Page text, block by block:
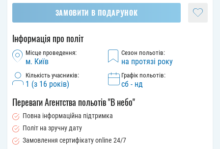
ЗАМОВИТИ В ПОДАРУНОК
Інформація про політ
Місце проведення:
м. Київ
Сезон польотів:
на протязі року
Кількість учасників:
1 (з 16 рокiв)
Графік польотів:
сб - нд
Переваги Агентства польотів "В небо"
Повна інформаційна підтримка
Політ на зручну дату
Замовлення сертифікату online 24/7